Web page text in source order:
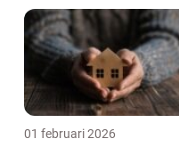
01 februari 2026